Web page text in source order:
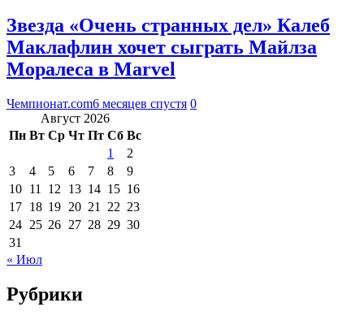
Звезда «Очень странных дел» Калеб
Маклафлин хочет сыграть Майлза
Моралеса в Marvel
Чемпионат.com6 месяцев спустя 0
Август 2026
Пн Вт Ср Чт Пт Сб Вс
1
2
3
4 5 6 7 8
9
10 11 12 13 14 15 16
17 18 19 20 21 22 23
24 25 26 27 28 29 30
31
« Июл
Рубрики